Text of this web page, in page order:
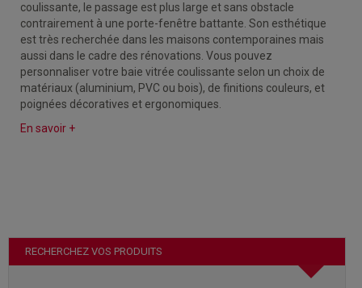
RECHERCHEZ VOS PRODUITS
coulissante, le passage est plus large et sans obstacle
contrairement à une porte-fenêtre battante. Son esthétique
est très recherchée dans les maisons contemporaines mais
aussi dans le cadre des rénovations. Vous pouvez
personnaliser votre baie vitrée coulissante selon un choix de
matériaux (aluminium, PVC ou bois), de finitions couleurs, et
poignées décoratives et ergonomiques.
En savoir +